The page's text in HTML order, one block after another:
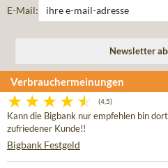
E-Mail:
Verbrauchermeinungen
(4,5)
Kann die Bigbank nur empfehlen bin
zufriedener Kunde!!
Bigbank Festgeld